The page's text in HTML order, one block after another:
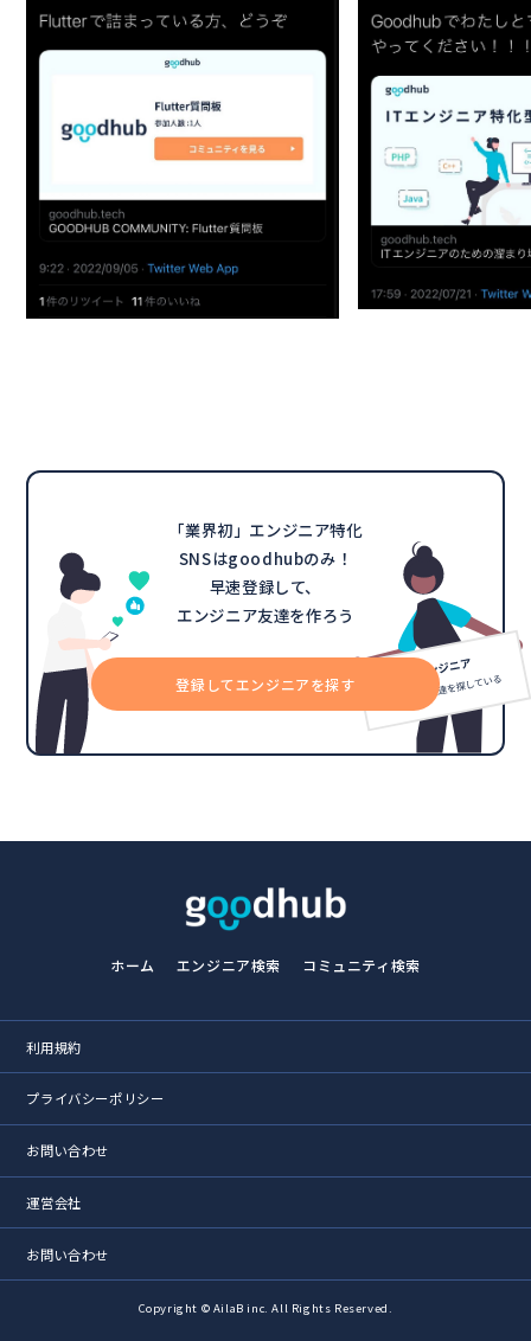
「業界初」エンジニア特化
SNSはgoodhubのみ！
早速登録して、
エンジニア友達を作ろう
登録してエンジニアを探す
ホーム エンジニア検索 コミュニティ検索
利用規約
プライバシーポリシー
お問い合わせ
運営会社
お問い合わせ
Copyright © AilaB inc. All Rights Reserved.